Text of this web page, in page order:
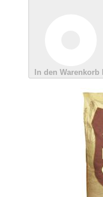
In den Warenkorb